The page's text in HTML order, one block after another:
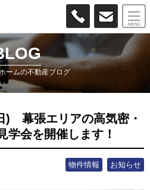
ームの不動産ブログ
) 幕張エリアの高気密・
学会を開催します！
物件情報 お知らせ
MENU